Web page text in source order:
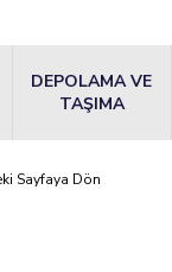
DEPOLAMA VE
TAŞIMA
Sayfaya Dön